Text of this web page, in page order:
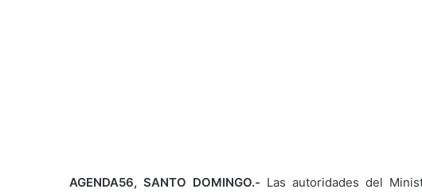
AGENDA56, SANTO DOMINGO.- Las autoridades del